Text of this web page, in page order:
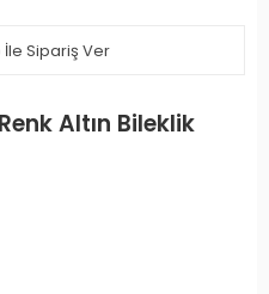
Sipariş Ver
Altın Bileklik